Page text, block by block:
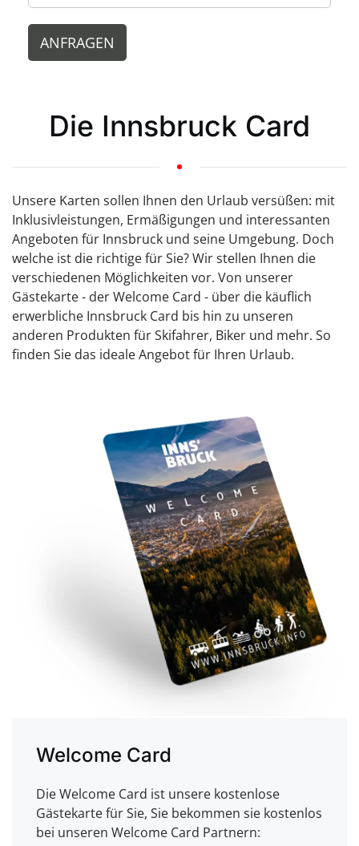
ANFRAGEN
Die Innsbruck Card
Unsere Karten sollen Ihnen den Urlaub versüßen: mit
Inklusivleistungen, Ermäßigungen und interessanten
Angeboten für Innsbruck und seine Umgebung. Doch
welche ist die richtige für Sie? Wir stellen Ihnen die
verschiedenen Möglichkeiten vor. Von unserer
Gästekarte - der Welcome Card - über die käuflich
erwerbliche Innsbruck Card bis hin zu unseren
anderen Produkten für Skifahrer, Biker und mehr. So
finden Sie das ideale Angebot für Ihren Urlaub.
Welcome Card
Die Welcome Card ist unsere kostenlose
Gästekarte für Sie, Sie bekommen sie kostenlos
bei unseren Welcome Card Partnern: